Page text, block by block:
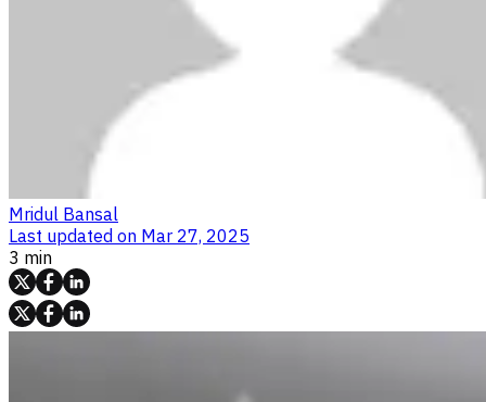
Mridul Bansal
Last updated on Mar 27, 2025
3 min